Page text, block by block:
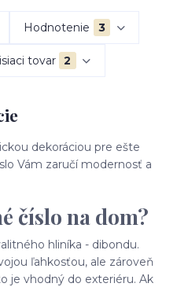
Hodnotenie 3
tovar 2
dekoráciou pre ešte
Vám zaručí modernosť a
číslo na dom?
hliníka - dibondu.
ľahkosťou, ale zároveň
je vhodný do exteriéru. Ak